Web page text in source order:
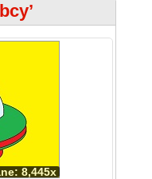
8,445x